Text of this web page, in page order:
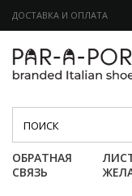
ДОСТАВКА И ОПЛАТА
Категории
ОБРАТНАЯ
СВЯЗЬ